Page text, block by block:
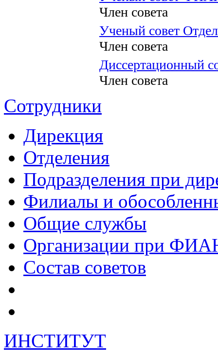
Член совета
Ученый совет
Член совета
Диссертационный
Член совета
Сотрудники
Дирекция
Отделения
Подразделения при
Филиалы и
Общие службы
Организации при
Состав советов
ИНСТИТУТ